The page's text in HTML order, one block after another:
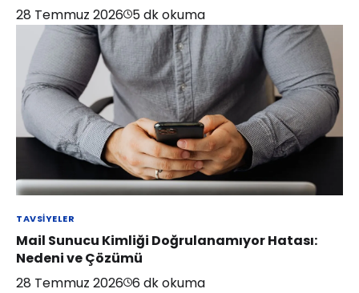
28 Temmuz 2026 5dk okuma
TAVSIYELER
Mail Sunucu Kimliği Doğrulanamıyor Hatası:
Nedeni ve Çözümü
28 Temmuz 2026 6dk okuma